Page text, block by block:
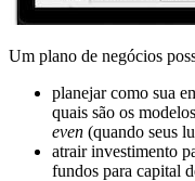
Um plano de negócios
planejar como sua
quais são os
even (quando seus
atrair investimento
fundos para capital